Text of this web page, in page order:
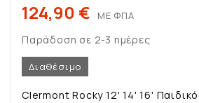
124,90 € ΜΕ ΦΠΑ
Παράδοση σε 2-3 ημέρες
Διαθέσιμο
Clermont Rocky 12' 14' 16'